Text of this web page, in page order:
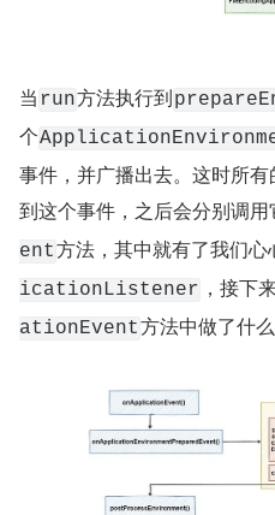
当 run方法执行到
个
事件，并广播出去。这时所
到这个事件，之后会分别调用
ent方法，其中就有了我们心
icationListener ，接下
ationEvent方法中做了什么